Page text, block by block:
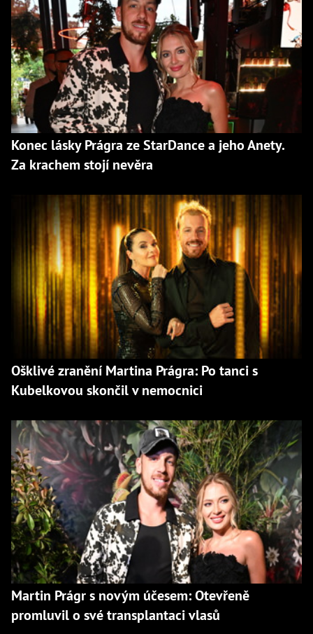
Konec lásky Prágra ze StarDance a jeho Anety.
Za krachem stojí nevěra
Ošklivé zranění Martina Prágra: Po tanci s
Kubelkovou skončil v nemocnici
Martin Prágr s novým účesem: Otevřeně
promluvil o své transplantaci vlasů